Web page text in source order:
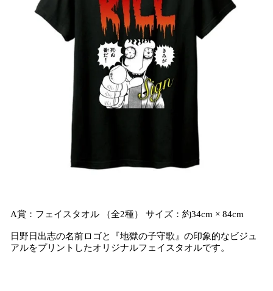
A賞：フェイスタオル （全2種） サイズ：約34cm × 84cm
日野日出志の名前ロゴと『地獄の子守歌』の印象的なビジュ
アルをプリントしたオリジナルフェイスタオルです。